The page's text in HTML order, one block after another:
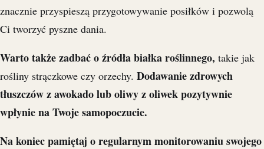
znacznie przyspieszą przygotowywanie posiłków i pozwolą
Ci tworzyć pyszne dania.
Warto także zadbać o źródła białka roślinnego, takie jak
rośliny strączkowe czy orzechy. Dodawanie zdrowych
tłuszczów z awokado lub oliwy z oliwek pozytywnie
wpłynie na Twoje samopoczucie.
Na koniec pamiętaj o regularnym monitorowaniu swojego